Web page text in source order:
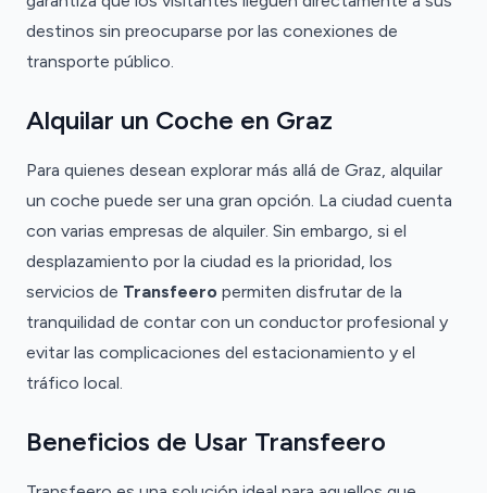
destinos sin preocuparse por las conexiones de
transporte público.
Alquilar un Coche en Graz
Para quienes desean explorar más allá de Graz, alquilar
un coche puede ser una gran opción. La ciudad cuenta
con varias empresas de alquiler. Sin embargo, si el
desplazamiento por la ciudad es la prioridad, los
servicios de Transfeero permiten disfrutar de la
tranquilidad de contar con un conductor profesional y
evitar las complicaciones del estacionamiento y el
tráfico local.
Beneficios de Usar Transfeero